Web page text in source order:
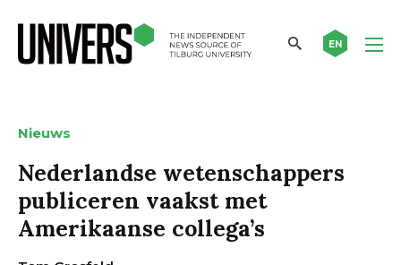
EN
Nieuws
Nederlandse wetenschappers
publiceren vaakst met
Amerikaanse collega’s